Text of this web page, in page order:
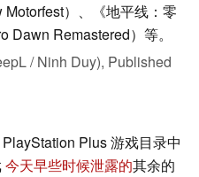
Motorfest）、《地平线：零
Dawn Remastered）等。
/ Ninh Duy), Published
Plus 游戏目录中
今天早些时候泄露的其余的